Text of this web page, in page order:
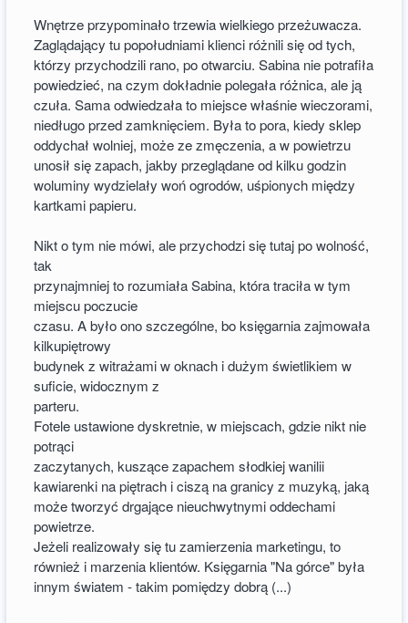
Wnętrze przypominało trzewia wielkiego przeżuwacza.
Zaglądający tu popołudniami klienci różnili się od tych,
którzy przychodzili rano, po otwarciu. Sabina nie potrafiła
powiedzieć, na czym dokładnie polegała różnica, ale ją
czuła. Sama odwiedzała to miejsce właśnie wieczorami,
niedługo przed zamknięciem. Była to pora, kiedy sklep
oddychał wolniej, może ze zmęczenia, a w powietrzu
unosił się zapach, jakby przeglądane od kilku godzin
woluminy wydzielały woń ogrodów, uśpionych między
kartkami papieru.
Nikt o tym nie mówi, ale przychodzi się tutaj po wolność,
tak
przynajmniej to rozumiała Sabina, która traciła w tym
miejscu poczucie
czasu. A było ono szczególne, bo księgarnia zajmowała
kilkupiętrowy
budynek z witrażami w oknach i dużym świetlikiem w
suficie, widocznym z
parteru.
Fotele ustawione dyskretnie, w miejscach, gdzie nikt nie
potrąci
zaczytanych, kuszące zapachem słodkiej wanilii
kawiarenki na piętrach i ciszą na granicy z muzyką, jaką
może tworzyć drgające nieuchwytnymi oddechami
powietrze.
Jeżeli realizowały się tu zamierzenia marketingu, to
również i marzenia klientów. Księgarnia "Na górce" była
innym światem - takim pomiędzy dobrą (...)